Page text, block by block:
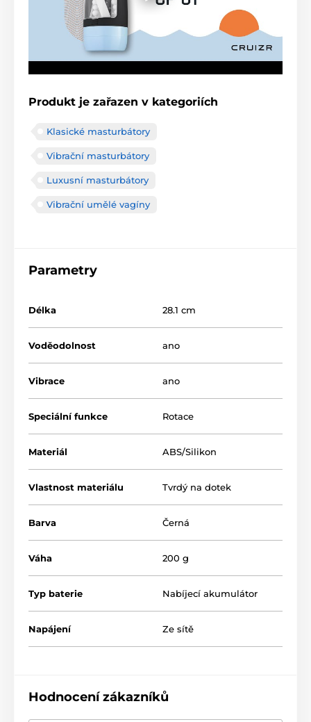
Produkt je zařazen v kategoriích
Klasické masturbátory
Vibrační masturbátory
Luxusní masturbátory
Vibrační umělé vagíny
Parametry
Délka 28.1 cm
Voděodolnost ano
Vibrace ano
Speciální funkce Rotace
Materiál ABS/Silikon
Vlastnost materiálu Tvrdý na dotek
Barva Černá
Váha 200 g
Typ baterie Nabíjecí akumulátor
Napájení Ze sítě
Hodnocení zákazníků